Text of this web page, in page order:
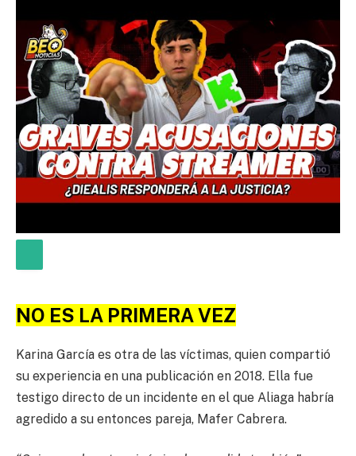
NO ES LA PRIMERA VEZ
Karina García es otra de las víctimas, quien compartió
su experiencia en una publicación en 2018. Ella fue
testigo directo de un incidente en el que Aliaga habría
agredido a su entonces pareja, Mafer Cabrera.